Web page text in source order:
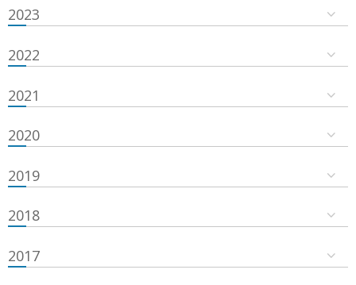
2023
2022
2021
2020
2019
2018
2017